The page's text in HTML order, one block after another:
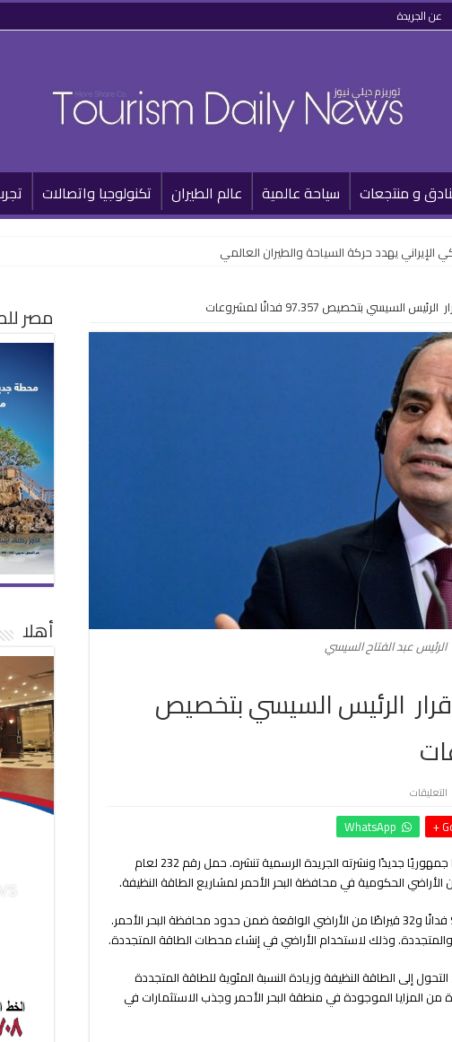
عن الجريدة
و منتجعات سياحة عالمية عالم الطيران تكنولوجيا واتصالات
الإيراني يهدد حركة السياحة والطيران العالمي
بتخصيص 97.357 فدانًا لمشروعات
الرئيس عبد الفتاح السيسي
قرار الرئيس السيسي بتخصيص
التعليقات
الرسمية
قرار
الرئيس
بتخصيص
97.357
فدانًا
لمشروعات
مغلقة
WhatsApp
وكالات : أصدر الرئيس عبد الفتاح السيسي قرارًا جمهوريًا جديدًا ونشرته الجريدة الرسمية تنشره. حمل رقم 232 لعام
ويتضمن قرار الرئيس السيسي تخصيص 97,357 فدانًا و32 قيراطًا من الأراضي الواقعة ضمن حدود محافظة البحر الأحمر.
وذلك لاستخدام الأراضي في إنشاء محطات الطاقة المتجددة.
إلى الطاقة النظيفة وزيادة النسبة المئوية للطاقة المتجددة
المزايا الموجودة في منطقة البحر الأحمر وجذب الاستثمارات في
مصر
أهلا